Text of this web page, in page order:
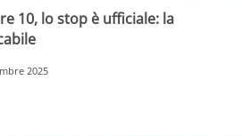
10, lo stop è ufficiale: la
2025